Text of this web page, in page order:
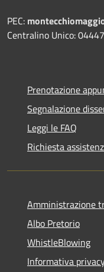
PEC:
Centralino Unico:
Prenotazione
Segnalazione
Leggi le FAQ
Richiesta
Amministrazione
Albo Pretorio
WhistleBlowing
Informativa